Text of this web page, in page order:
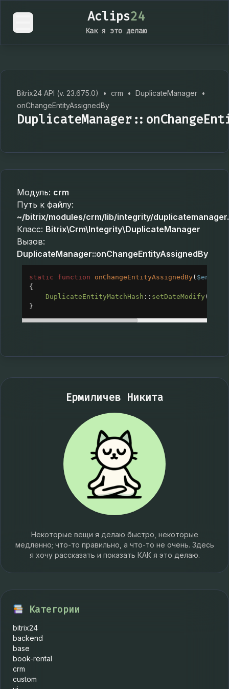
Aclips24
Как я это делаю
Bitrix24 API (v. 23.675.0) • crm • DuplicateManager •
onChangeEntityAssignedBy
Модуль: crm
Путь к файлу:
~/bitrix/modules/crm/lib/integrity/
Класс: Bitrix\Crm\Integrity\DuplicateManager
Вызов:
DuplicateManager::onChangeEntityAssignedBy
static function onChangeEntityAssignedBy(
{
DuplicateEntityMatchHash :: setDateModify (
}
Ермиличев Никита
Некоторые вещи я делаю быстро, некоторые
медленно; что-то правильно, а что-то не очень. Здесь
я хочу рассказать и показать КАК я это делаю.
Категории
bitrix24
backend
base
book-rental
crm
custom